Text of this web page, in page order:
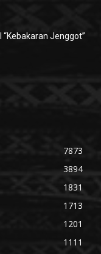
“Kebakaran Jenggot”
7873
3894
1831
1713
1201
1111